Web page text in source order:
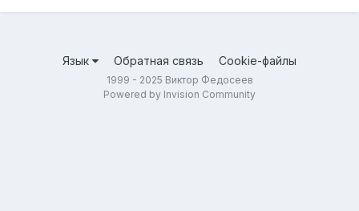
Язык Обратная связь Cookie-файлы
1999 - 2025 Виктор Федосеев
Powered by Invision Community